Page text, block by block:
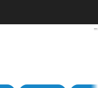
la nuova